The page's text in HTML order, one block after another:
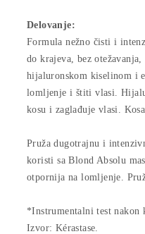
Delovanje:
Formula nežno čisti i
do krajeva, bez
hijaluronskom kiselinom i
lomljenje i štiti vlasi.
kosu i zaglađuje vlasi.
Pruža dugotrajnu i
koristi sa Blond Absolu
otpornija na lomljenje.
*Instrumentalni test nakon
Izvor: Kérastase.